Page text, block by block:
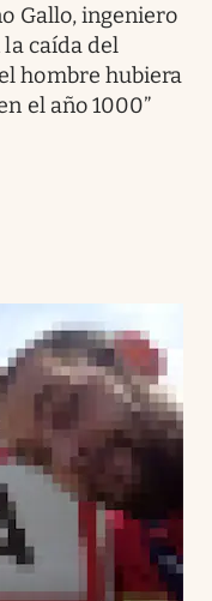
Gallo, ingeniero
la caída del
hombre hubiera
el año 1000”